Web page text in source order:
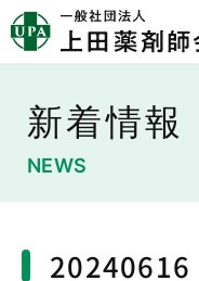
新着情報
NEWS
20240616